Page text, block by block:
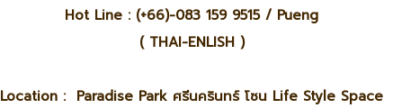
Hot Line : (+66)-083 159 9515 / Pueng
( THAI-ENLISH )
Location : Paradise Park ศรีนครินทร์ โซน Life Style Space